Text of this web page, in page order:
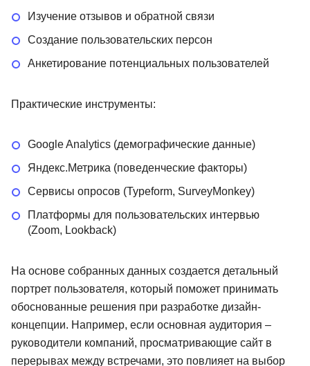
Изучение отзывов и обратной связи
Создание пользовательских персон
Анкетирование потенциальных пользователей
Практические инструменты:
Google Analytics (демографические данные)
Яндекс.Метрика (поведенческие факторы)
Сервисы опросов (Typeform, SurveyMonkey)
Платформы для пользовательских интервью
(Zoom, Lookback)
На основе собранных данных создается детальный
портрет пользователя, который поможет принимать
обоснованные решения при разработке дизайн-
концепции. Например, если основная аудитория –
руководители компаний, просматривающие сайт в
перерывах между встречами, это повлияет на выбор